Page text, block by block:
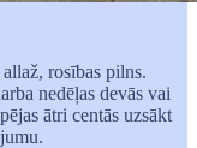
rosības pilns.
nedēļas devās vai
ātri centās uzsākt